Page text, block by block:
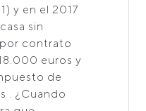
y en el 2017
sin
contrato
euros y
de
. ¿Cuando